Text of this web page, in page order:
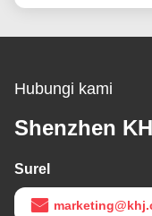
Hubungi kami
Shenzhen
Surel